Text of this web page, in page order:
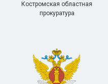
Костромская областная
прокуратура